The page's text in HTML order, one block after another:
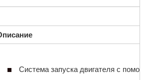
Система запуска двигателя с